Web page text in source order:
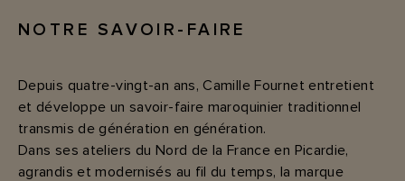
NOTRE SAVOIR-FAIRE
Depuis quatre-vingt-an ans, Camille Fournet entretient
et développe un savoir-faire maroquinier traditionnel
transmis de génération en génération.
Dans ses ateliers du Nord de la France en Picardie,
agrandis et modernisés au fil du temps, la marque